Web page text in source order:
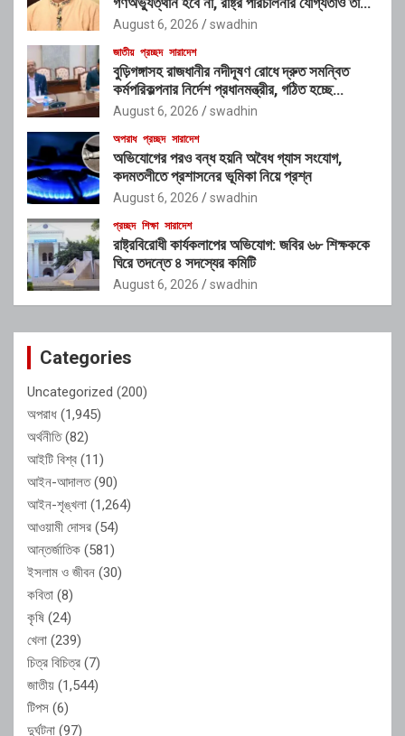
নেই”: রাশেদ খাঁনের
August 6, 2026 swadhin
জাতীয় প্রচ্ছদ সারাদেশ
বুড়িগঙ্গাসহ রাজধানীর নদীদূষণ রোধে দ্রুত সমন্বিত
কর্মপরিকল্পনার নির্দেশ প্রধানমন্ত্রীর, গঠিত হচ্ছে
আন্তঃসংস্থা সমন্বয় কমিটি
August 6, 2026 swadhin
অপরাধ প্রচ্ছদ সারাদেশ
অভিযোগের পরও বন্ধ হয়নি অবৈধ গ্যাস সংযোগ,
কদমতলীতে প্রশাসনের ভূমিকা নিয়ে প্রশ্ন
August 6, 2026 swadhin
প্রচ্ছদ শিক্ষা সারাদেশ
রাষ্ট্রবিরোধী কার্যকলাপের অভিযোগ: জবির ৬৮ শিক্ষককে
ঘিরে তদন্তে ৪ সদস্যের কমিটি
August 6, 2026 swadhin
Categories
Uncategorized (200)
অপরাধ (1,945)
অর্থনীতি(82)
আইটি বিশ্ব (11)
আইন-আদালত(90)
আইন-শৃঙ্খলা (1,264)
আওয়ামী দোসর (54)
আন্তর্জাতিক (581)
ইসলাম ও জীবন (30)
কবিতা (8)
কৃষি (24)
খেলা (239)
চিত্র বিচিত্র (7)
জাতীয় (1,544)
টিপস (6)
দুর্ঘটনা (97)